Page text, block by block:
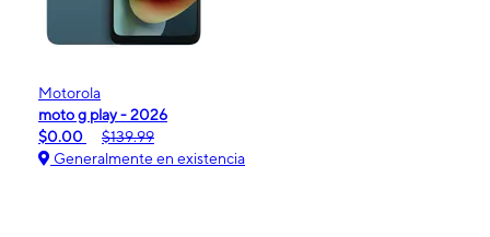
Motorola
moto g play - 2026
$0.00
$139.99
Generalmente en existencia